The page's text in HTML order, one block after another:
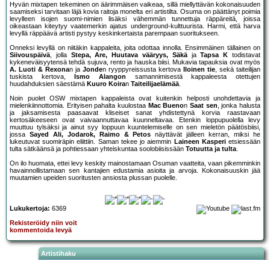
Hyvän mixtapen tekeminen on äärimmäisen vaikeaa, sillä miellyttävän kokonaisuuden
saamiseksi tarvitaan läjä kovia raitoja monelta eri artistilta. Osuma on päättänyt poimia
levylleen isojen suomi-nimien lisäksi vähemmän tunnettuja räppäreitä, joissa
oikeastaan kiteytyy vaatemerkin ajatus underground-kulttuurista. Harmi, että harva
levyllä räppäävä artisti pystyy keskinkertaista parempaan suoritukseen.
Onneksi levyllä on niitäkin kappaleita, joita odottaa innolla. Ensimmäinen tällainen on
Siivouspäivä, jolla Stepa, Are, Huutava vääryys, SäkäjaTapsa K todistavat
kykeneväisyytensä tehdä sujuva, rento ja hauska biisi. Mukavia tapauksia ovat myös
A. Luoti & Rexonan ja Jonden ryyppyreissusta kertova Iloinen tie, sekä taiteilijan
tuskista kertova,
Ismo Alangon samannimisestä kappaleesta otettujen
huudahduksien säestämä Kuuro Koiran Taiteilijaelämää.
Noin puolet OSW mixtapen kappaleista ovat kuitenkin helposti unohdettavia ja
mielenkiinnottomia. Erityisen pahalta kuulostaa Mac BuenonSaat sen, jonka halusta
ja jaksamisesta paasaavat kliseiset sanat yhdistettynä korvia raastavaan
kertosäkeeseen ovat vaivaannuttavaa kuunneltavaa. Etenkin loppupuolella levy
muuttuu tylsäksi ja ainut syy loppuun kuuntelemiselle on sen mieletön päätösbiisi,
jossa Sayed Ali, Jodarok, Raimo & Petos näyttävät jälleen kerran, miksi he
lukeutuvat suomiräpin eliittiin. Saman tekee jo aiemmin Laineen Kasperietsiessään
tulta sätkäänsä ja pohtiessaan yhteiskuntaa soolobiisissään Totuutta ja tulta.
On ilo huomata, ettei levy keskity mainostamaan Osuman vaatteita, vaan pikemminkin
havainnollistamaan sen kantajien edustamia asioita ja arvoja. Kokonaisuuskin jää
muutamien upeiden suoritusten ansiosta plussan puolelle.
Lukukertoja: 6369
Rekisteröidy niin voit
kommentoida levyä
Artistihaku